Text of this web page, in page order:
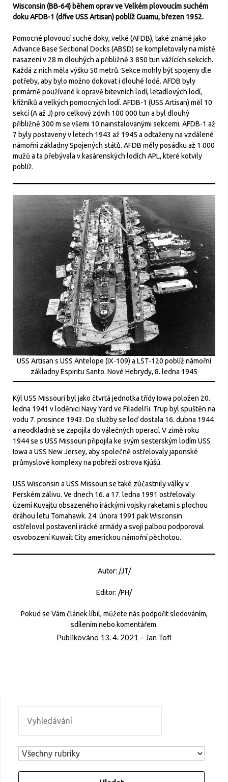
Wisconsin (BB-64) během oprav ve Velkém plovoucím suchém
doku AFDB-1 (dříve USS Artisan) poblíž Guamu, březen 1952.
Pomocné plovoucí suché doky, velké (AFDB), také známé jako
Advance Base Sectional Docks (ABSD) se kompletovaly na místě
nasazení v 28 m dlouhých a přibližně 3 850 tun vážících sekcích.
Každá z nich měla výšku 50 metrů. Sekce mohly být spojeny dle
potřeby, aby bylo možno dokovat i dlouhé lodě. AFDB byly
primárně používané k opravě bitevních lodí, letadlových lodí,
křižníků a velkých pomocných lodí. AFDB-1 (USS Artisan) měl 10
sekcí (A až J) pro celkový zdvih 100 000 tun a byl dlouhý
přibližně 300 m se všemi 10 nainstalovanými sekcemi. AFDB-1 až
7 byly postaveny v letech 1943 až 1945 a odtaženy na vzdálené
námořní základny Spojených států. AFDB měly posádku až 1 000
mužů a ta přebývala v kasárenských lodích APL, které kotvily
poblíž.
USS Artisan s USS Antelope (IX-109) a LST-120 poblíž námořní
základny Espiritu Santo. Nové Hebrydy, 8. ledna 1945
Kýl USS Missouri byl jako čtvrtá jednotka třídy Iowa položen 20.
ledna 1941 v loděnici Navy Yard ve Filadelfii. Trup byl spuštěn na
vodu 7. prosince 1943. Do služby se loď dostala 16. dubna 1944
a neodkladně se zapojila do válečných operací. V zimě roku
1944 se s USS Missouri připojila ke svým sesterským lodím USS
Iowa a USS New Jersey, aby společně ostřelovaly japonské
průmyslové komplexy na pobřeží ostrova Kjúšú.
USS Wisconsin a USS Missouri se také zúčastnily války v
Perském zálivu. Ve dnech 16. a 17. ledna 1991 ostřelovaly
území Kuvajtu obsazeného iráckými vojsky raketami s plochou
dráhou letu Tomahawk. 24. února 1991 pak Wisconsin
ostřeloval postavení irácké armády a svojí palbou podporoval
osvobození Kuwait City americkou námořní pěchotou.
Autor: /JT/
Editor: /PH/
Pokud se Vám článek líbil, můžete nás podpořit sledováním,
sdílením nebo komentářem.
Publikováno 13. 4. 2021 – Jan Tofl